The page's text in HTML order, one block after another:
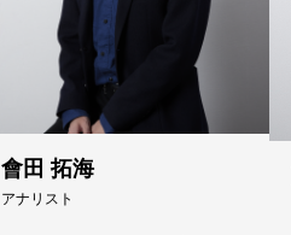
會田 拓海
アナリスト